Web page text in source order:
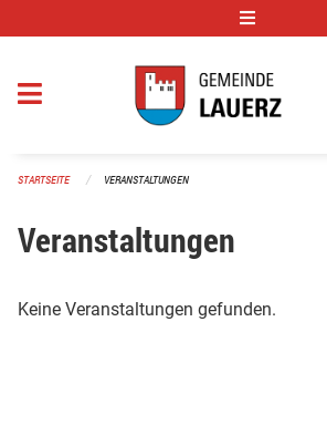
STARTSEITE VERANSTALTUNGEN
Veranstaltungen
Keine Veranstaltungen gefunden.